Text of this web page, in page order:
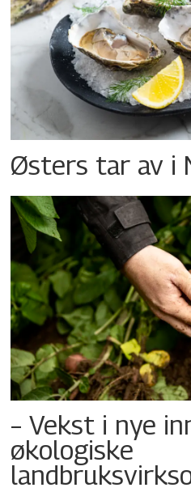
Østers tar av i
– Vekst i nye
økologiske